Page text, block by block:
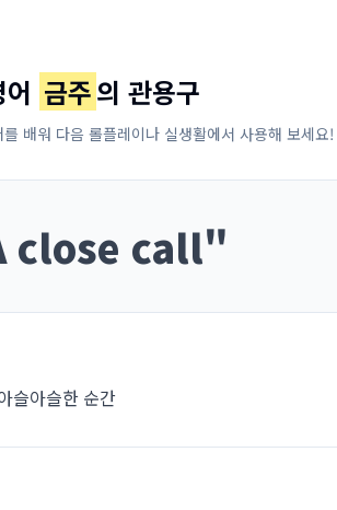
금주의 관용구
배워 다음 롤플레이나 실생활에서 사용해 보세요!
close call"
슬아슬한 순간